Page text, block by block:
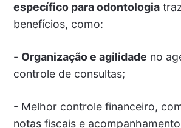
específico para odontologia
benefícios, como:
- Organização e agilidade no
controle de consultas;
- Melhor controle financeiro,
notas fiscais e